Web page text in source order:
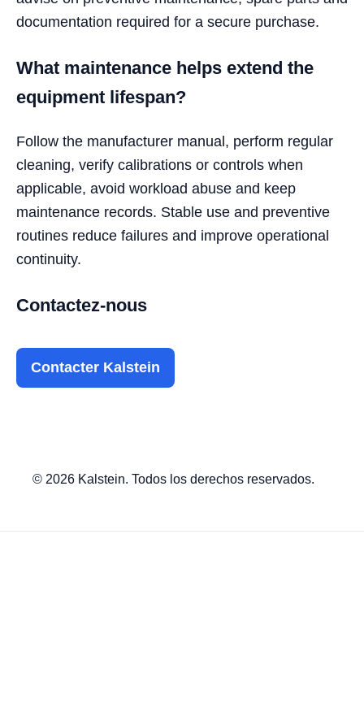
documentation required for a secure purchase.
What maintenance helps extend the
equipment lifespan?
Follow the manufacturer manual, perform regular
cleaning, verify calibrations or controls when
applicable, avoid workload abuse and keep
maintenance records. Stable use and preventive
routines reduce failures and improve operational
continuity.
Contactez-nous
Contacter Kalstein
© 2026 Kalstein. Todos los derechos reservados.